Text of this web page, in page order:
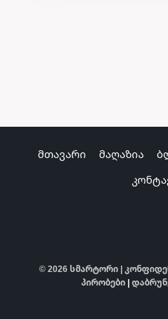
მთავარი მაღაზია
© 2026 სმარტორი |
პირობები|